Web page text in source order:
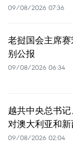
09/08/2026 07:36
老挝国会主席
别公报
09/08/2026 06:34
越共中央总书
对澳大利亚和
09/08/2026 02:04